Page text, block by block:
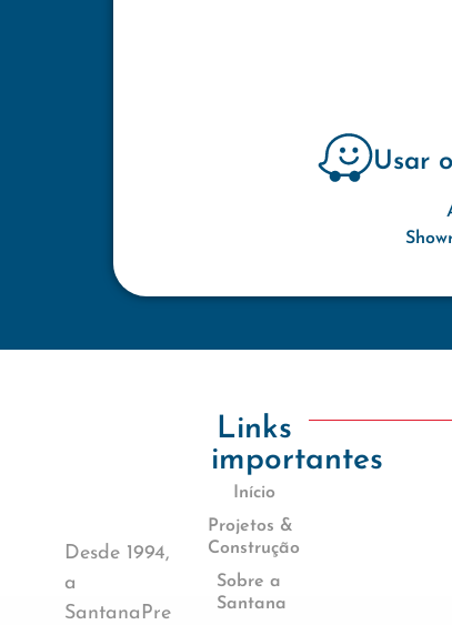
Usar
Desde 1994,
a
SantanaPre
Links
importantes
Início
Projetos &
Construção
Sobre a
Santana